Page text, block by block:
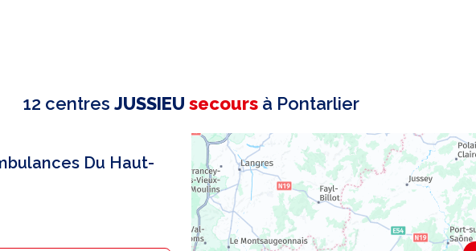
12 centres JUSSIEU secours à Pontarlier
Du Haut-